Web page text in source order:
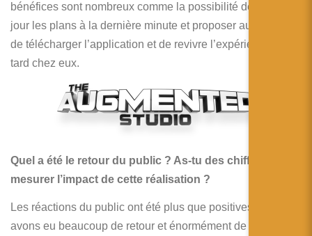
bénéfices sont nombreux comme la possibilité de mettre à
jour les plans à la dernière minute et proposer aux visiteurs
de télécharger l’application et de revivre l’expérience plus
tard chez eux.
Quel a été le retour du public ? As-tu des chiffres pour
mesurer l’impact de cette réalisation ?
Les réactions du public ont été plus que positives ! Nous
avons eu beaucoup de retour et énormément de visites sur